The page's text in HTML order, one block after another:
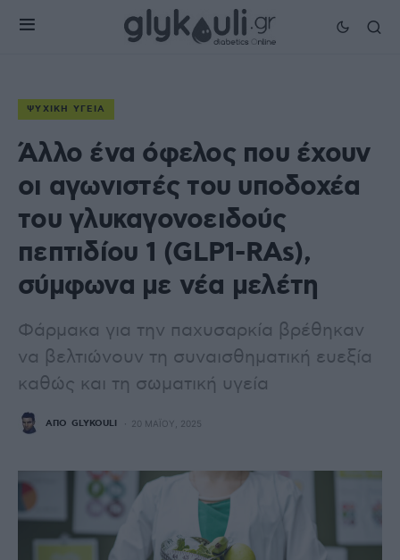
ΨΥΧΙΚΉ ΥΓΕΊΑ
Άλλο ένα όφελος που έχουν
οι αγωνιστές του υποδοχέα
του γλυκαγονοειδούς
πεπτιδίου 1 (GLP1-RAs),
σύμφωνα με νέα μελέτη
Φάρμακα για την παχυσαρκία βρέθηκαν
να βελτιώνουν τη συναισθηματική ευεξία
καθώς και τη σωματική υγεία
ΑΠΌ GLYKOULI 20 ΜΑΪ́ΟΥ, 2025